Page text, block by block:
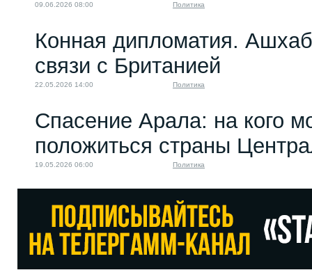
09.06.2026 08:00 Политика
Конная дипломатия.
связи с Британией
22.05.2026 14:00 Политика
Спасение Арала: на кого
положиться страны
19.05.2026 06:00 Политика